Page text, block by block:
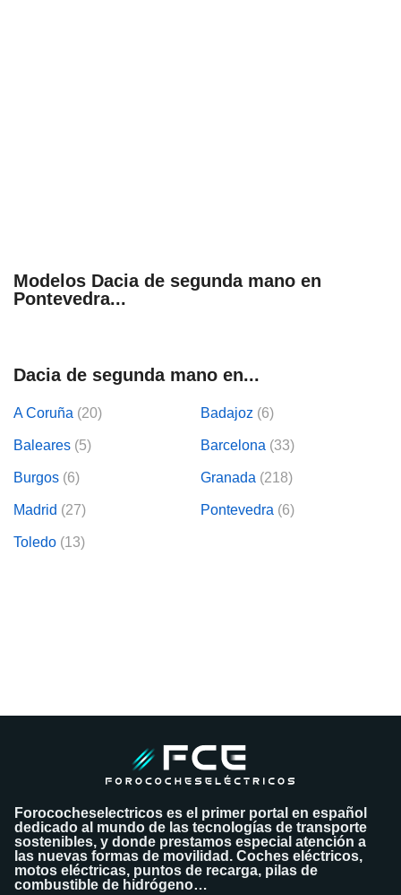
Modelos Dacia de segunda mano en
Pontevedra...
Dacia de segunda mano en...
A Coruña (20) Badajoz (6)
Baleares (5) Barcelona (33)
Burgos (6) Granada (218)
Madrid (27) Pontevedra (6)
Toledo (13)
Forococheselectricos es el primer portal en español
dedicado al mundo de las tecnologías de transporte
sostenibles, y donde prestamos especial atención a
las nuevas formas de movilidad. Coches eléctricos,
motos eléctricas, puntos de recarga, pilas de
combustible de hidrógeno…